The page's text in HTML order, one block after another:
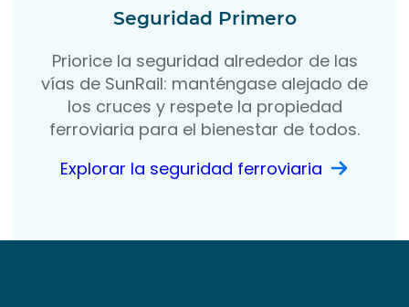
Seguridad Primero
Priorice la seguridad alrededor de las
vías de SunRail: manténgase alejado de
los cruces y respete la propiedad
ferroviaria para el bienestar de todos.
Explorar la seguridad ferroviaria